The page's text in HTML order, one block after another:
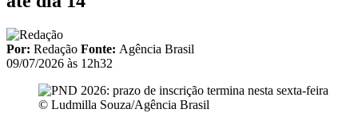
Por: Redação Fonte: Agência Brasil
09/07/2026 às 12h32
© Ludmilla Souza/Agência Brasil